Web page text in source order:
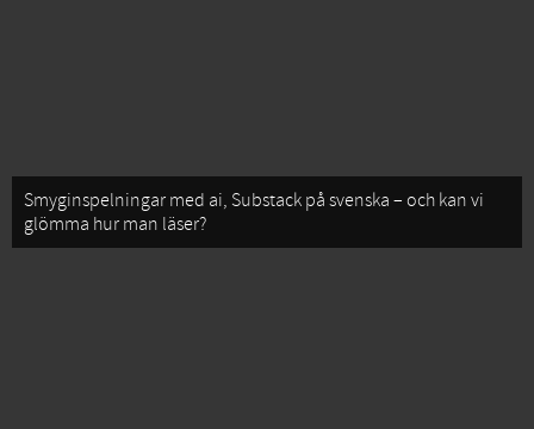
Smyginspelningar med ai, Substack på svenska – och kan vi
glömma hur man läser?